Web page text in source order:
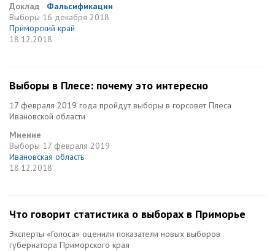
Доклад
Фальсификации
Выборы 16 декабря 2018
Приморский край
18.12.2018
Выборы в Плесе: почему это интересно
17 февраля 2019 года пройдут выборы в горсовет Плеса
Ивановской области
Мнение
Выборы 17 февраля 2019
Ивановская область
18.12.2018
Что говорит статистика о выборах в Приморье
Эксперты «Голоса» оценили показатели новых выборов
губернатора Приморского края